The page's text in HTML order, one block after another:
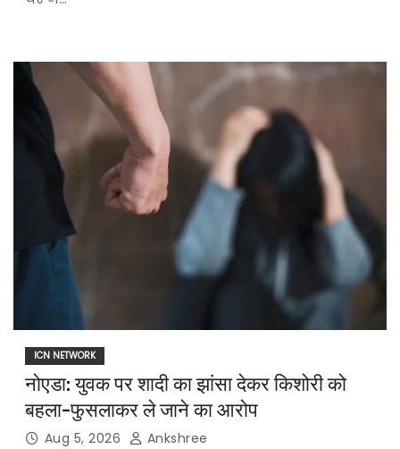
ICN NETWORK
नोएडा: युवक पर शादी का झांसा देकर किशोरी को
बहला-फुसलाकर ले जाने का आरोप
Aug 5, 2026 Ankshree